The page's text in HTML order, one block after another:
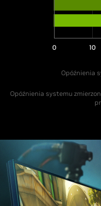
0 10
Opóźnienia
Opóźnienia systemu